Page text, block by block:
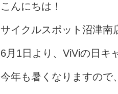
こんにちは！
サイクルスポット沼津南
6月1日より、ViViの日キ
今年も暑くなりますので